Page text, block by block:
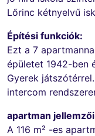
Lőrinc kétnyelvű
Építési funkciók:
Ezt a 7
épületet 1942-ben
Gyerek
intercom
apartman
A 116 m² -es